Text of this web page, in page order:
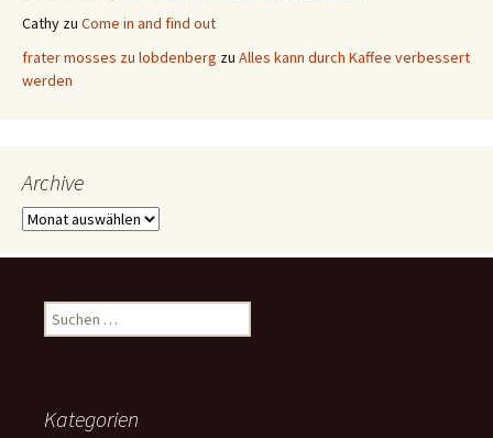
Cathy zu Come in and find out
frater mosses zu lobdenberg zu Alles kann durch Kaffee verbessert
werden
Archive
Archive
Suchen
nach:
Kategorien